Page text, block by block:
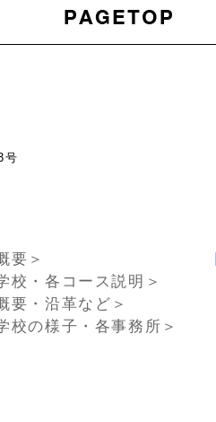
号
要＞
校・各コース説明＞
要・沿革など＞
校の様子・各事務所＞